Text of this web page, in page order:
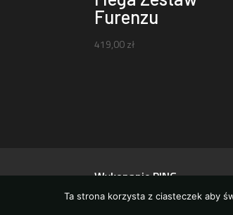
Furenzu
419,00zł
Wykonanie PING
Ta strona korzysta z ciasteczek aby